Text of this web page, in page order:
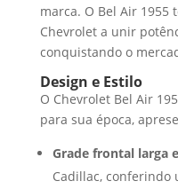
marca. O Bel Air
Chevrolet a unir
conquistando o
Design e Estilo
O Chevrolet Bel Air
para sua época,
Grade frontal larga
Cadillac, conferindo